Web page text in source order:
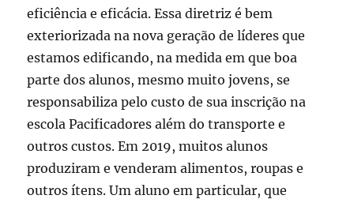
eficiência e eficácia. Essa diretriz é bem
exteriorizada na nova geração de líderes que
estamos edificando, na medida em que boa
parte dos alunos, mesmo muito jovens, se
responsabiliza pelo custo de sua inscrição na
escola Pacificadores além do transporte e
outros custos. Em 2019, muitos alunos
produziram e venderam alimentos, roupas e
outros ítens. Um aluno em particular, que